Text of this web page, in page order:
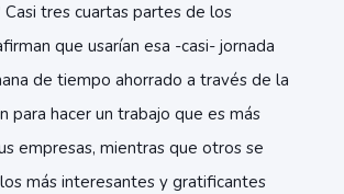
tres cuartas partes de los
que usarían esa -casi- jornada
de tiempo ahorrado a través de la
para hacer un trabajo que es más
empresas, mientras que otros se
más interesantes y gratificantes